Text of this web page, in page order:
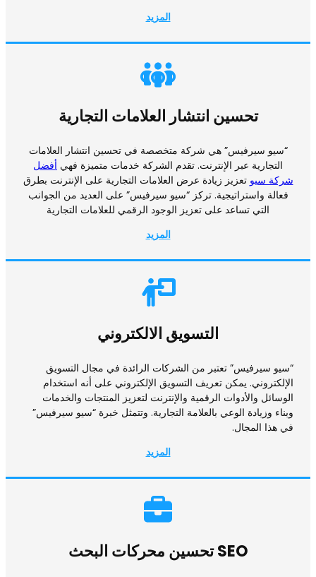
المزيد
تحسين انتشار العلامات التجارية
“سيو سيرفيس” هي شركة متخصصة في تحسين انتشار العلامات
التجارية عبر الإنترنت. تقدم الشركة خدمات متميزة فهي أفضل
شركة سيو تعزيز زيادة عرض العلامات التجارية على الإنترنت بطرق
فعالة واستراتيجية. تركز “سيو سيرفيس” على العديد من الجوانب
التي تساعد على تعزيز الوجود الرقمي للعلامات التجارية
المزيد
التسويق الالكتروني
“سيو سيرفيس” تعتبر من الشركات الرائدة في مجال التسويق
الإلكتروني. يمكن تعريف التسويق الإلكتروني على أنه استخدام
الوسائل والأدوات الرقمية والإنترنت لتعزيز المنتجات والخدمات
وبناء وزيادة الوعي بالعلامة التجارية. وتتمثل خبرة “سيو سيرفيس”
في هذا المجال.
المزيد
SEO تحسين محركات البحث